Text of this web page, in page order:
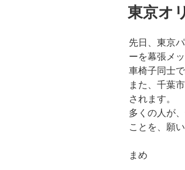
稿
日:
東京オ
先日、東京
ーを幕張メ
車椅子同士
また、千葉
されます。
多くの人が
ことを、願い
まめ